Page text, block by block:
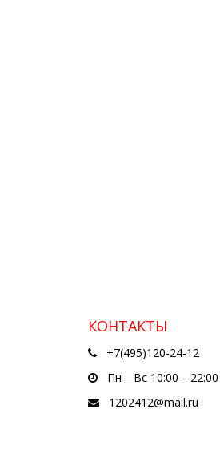
КОНТАКТЫ
+7(495)120-24-12
Пн—Вс 10:00—22:00
1202412@mail.ru